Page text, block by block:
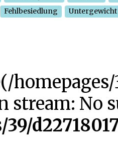
Fehlbesiedlung Untergewicht
stream: No
39/